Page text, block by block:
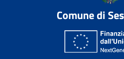
Comune di